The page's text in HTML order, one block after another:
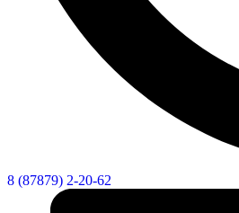
8 (87879) 2-20-62